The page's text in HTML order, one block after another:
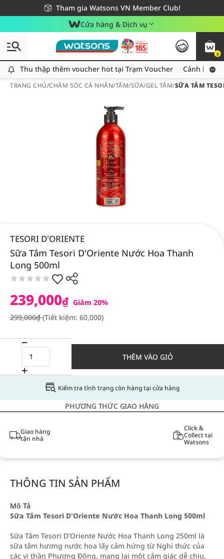
Tham gia Watsons VN Member Club!
Miễn phí giao hàng cho đơn hàng từ 249,000Đ
Giao hàng nhanh 24h - Áp dụng khu vực TP. Hồ Chí Minh
Cửa hàng & Dịch vụ
0
Thu thập thêm voucher hot tại Trạm Voucher
Thu thập thêm voucher hot tại Trạm Voucher Cảnh báo
TRANG CHỦ/CHĂM SÓC CÁ NHÂN/TẮM/SỮA/GEL TẮM/SỮA TẮM
TESORI D'ORIENTE
Sữa Tắm Tesori D'Oriente Nước Hoa Thanh
Long 500ml
239,000₫ Giảm 20%
299,000₫(Tiết kiệm: 60,000)
THÊM VÀO GIỎ
Kiểm tra tình trạng còn hàng tại cửa hàng
PHƯƠNG THỨC GIAO HÀNG
Giao hàng
tận nhà
Click &
Collect tại
Watsons
THÔNG TIN SẢN PHẨM
Mô Tả
Sữa Tắm Tesori D'Oriente Nước Hoa Thanh Long 500ml
Sữa Tắm Tesori D'Oriente Nước Hoa Thanh Long 250ml là
sữa tắm hương nước hoa lấy cảm hứng từ Nghi thức của
các vị thần Phương Đông, mang lại một cảm giác dễ chịu,